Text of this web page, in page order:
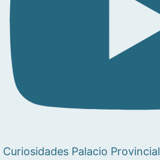
Curiosidades Palacio Provincial